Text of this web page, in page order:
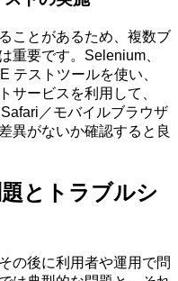
ことがあるため、複数ブ
重要です。Selenium、
テストツールを使い、
サービスを利用して、
／モバイルブラウザ
異がないか確認すると良
とトラブルシ
の後に利用者や運用で問